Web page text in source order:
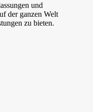
und
der ganzen Welt
zu bieten.